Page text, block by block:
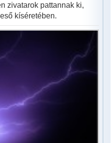
zivatarok pattannak ki,
kíséretében.